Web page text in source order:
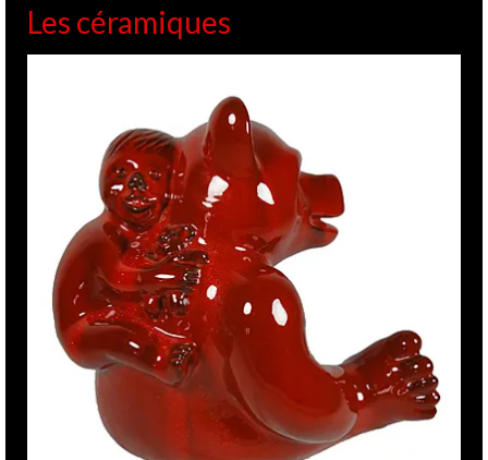
Les céramiques